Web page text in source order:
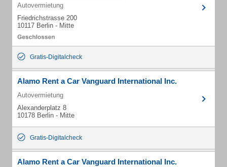
Autovermietung
Friedrichstrasse 200
10117 Berlin - Mitte
Gratis-Digitalcheck
Alamo Rent a Car Vanguard International Inc.
Autovermietung
Alexanderplatz 8
10178 Berlin - Mitte
Gratis-Digitalcheck
Alamo Rent a Car Vanguard International Inc.